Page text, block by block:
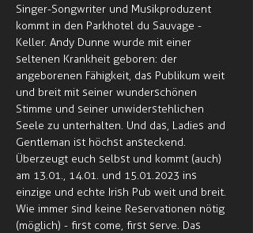
Singer-Songwriter und Musikproduzent
kommt in den Parkhotel du Sauvage -
Keller. Andy Dunne wurde mit einer
seltenen Krankheit geboren: der
angeborenen Fähigkeit, das Publikum weit
und breit mit seiner wunderschönen
Stimme und seiner unwiderstehlichen
Seele zu unterhalten. Und das, Ladies and
Gentleman ist höchst ansteckend.
Überzeugt euch selbst und kommt (auch)
am 13.01., 14.01. und 15.01.2023 ins
einzige und echte Irish Pub weit und breit.
Wie immer sind keine Reservationen nötig
(möglich) - first come, first serve. Das